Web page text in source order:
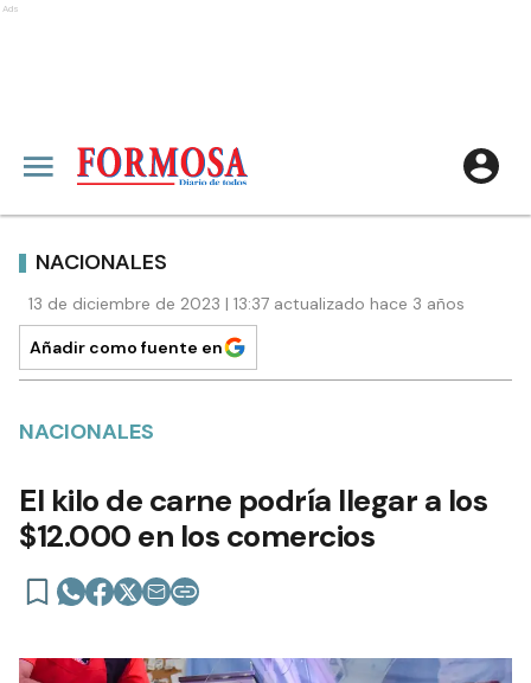
Ads
NACIONALES
13 de diciembre de 2023 | 13:37 actualizado hace 3 años
Añadir como fuente en
NACIONALES
El kilo de carne podría llegar a los
$12.000 en los comercios